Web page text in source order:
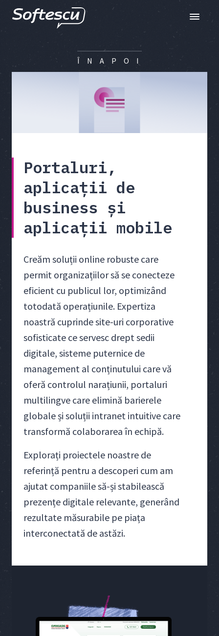
Toggle
Î N A P O I
Portaluri,
aplicații de
business și
aplicații mobile
Creăm soluții online robuste care
permit organizațiilor să se conecteze
eficient cu publicul lor, optimizând
totodată operațiunile. Expertiza
noastră cuprinde site-uri corporative
sofisticate ce servesc drept sedii
digitale, sisteme puternice de
management al conținutului care vă
oferă controlul narațiunii, portaluri
multilingve care elimină barierele
globale și soluții intranet intuitive care
transformă colaborarea în echipă.
Explorați proiectele noastre de
referință pentru a descoperi cum am
ajutat companiile să-și stabilească
prezențe digitale relevante, generând
rezultate măsurabile pe piața
interconectată de astăzi.